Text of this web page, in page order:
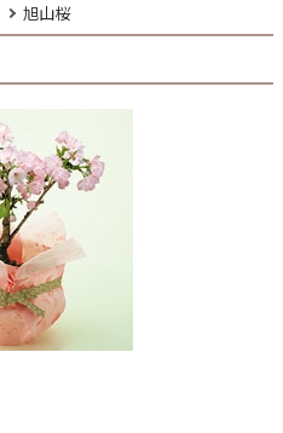
旭山桜